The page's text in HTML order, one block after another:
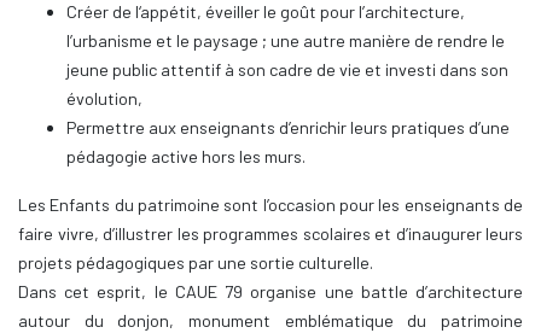
Créer de l‘appétit, éveiller le goût pour l’architecture,
l’urbanisme et le paysage ; une autre manière de rendre le
jeune public attentif à son cadre de vie et investi dans son
évolution,
Permettre aux enseignants d’enrichir leurs pratiques d’une
pédagogie active hors les murs.
Les Enfants du patrimoine sont l’occasion pour les enseignants de
faire vivre, d’illustrer les programmes scolaires et d’inaugurer leurs
projets pédagogiques par une sortie culturelle.
Dans cet esprit, le CAUE 79 organise une battle d’architecture
autour du donjon, monument emblématique du patrimoine